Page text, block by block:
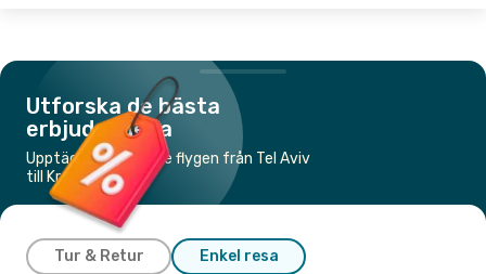
Utforska de bästa
erbjudandena
Upptäck de billigaste flygen från Tel Aviv
till Krakow
Tur & Retur Enkel resa